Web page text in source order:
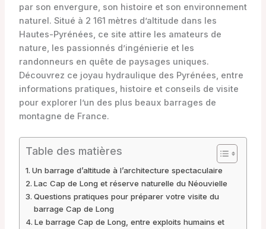
par son envergure, son histoire et son environnement
naturel. Situé à 2 161 mètres d’altitude dans les
Hautes-Pyrénées, ce site attire les amateurs de
nature, les passionnés d’ingénierie et les
randonneurs en quête de paysages uniques.
Découvrez ce joyau hydraulique des Pyrénées, entre
informations pratiques, histoire et conseils de visite
pour explorer l’un des plus beaux barrages de
montagne de France.
Table des matières
Un barrage d’altitude à l’architecture spectaculaire
Lac Cap de Long et réserve naturelle du Néouvielle
Questions pratiques pour préparer votre visite du
barrage Cap de Long
Le barrage Cap de Long, entre exploits humains et